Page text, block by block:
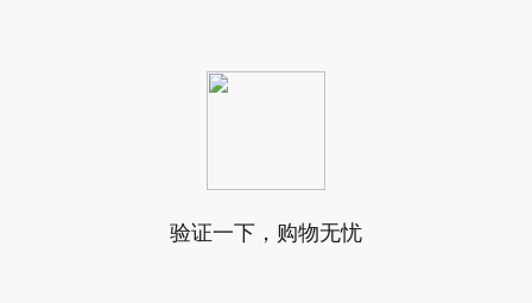
验证一下，购物无忧